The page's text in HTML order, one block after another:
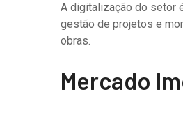
A digitalização do setor
gestão de projetos e
obras.
Mercado